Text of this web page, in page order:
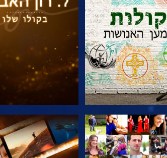
בדוק את הסדרה בדוק את הסדרה